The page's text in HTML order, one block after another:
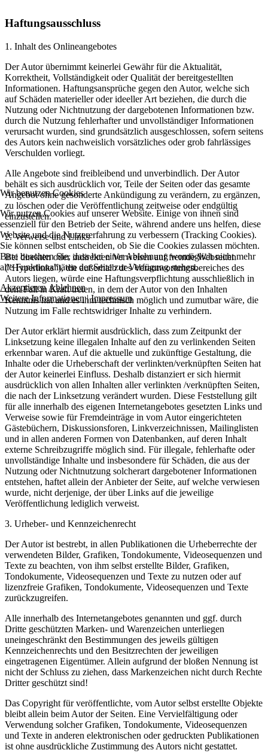
Haftungsausschluss
1. Inhalt des Onlineangebotes
Der Autor übernimmt keinerlei Gewähr für die Aktualität,
Korrektheit, Vollständigkeit oder Qualität der bereitgestellten
Informationen. Haftungsansprüche gegen den Autor, welche sich
auf Schäden materieller oder ideeller Art beziehen, die durch die
Nutzung oder Nichtnutzung der dargebotenen Informationen bzw.
durch die Nutzung fehlerhafter und unvollständiger Informationen
verursacht wurden, sind grundsätzlich ausgeschlossen, sofern seitens
des Autors kein nachweislich vorsätzliches oder grob fahrlässiges
Verschulden vorliegt.
Alle Angebote sind freibleibend und unverbindlich. Der Autor
behält es sich ausdrücklich vor, Teile der Seiten oder das gesamte
Angebot ohne gesonderte Ankündigung zu verändern, zu ergänzen,
zu löschen oder die Veröffentlichung zeitweise oder endgültig
einzustellen.
2. Verweise und Links
Bei direkten oder indirekten Verweisen auf fremde Webseiten
("Hyperlinks"), die außerhalb des Verantwortungsbereiches des
Autors liegen, würde eine Haftungsverpflichtung ausschließlich in
dem Fall in Kraft treten, in dem der Autor von den Inhalten
Kenntnis hat und es ihm technisch möglich und zumutbar wäre, die
Nutzung im Falle rechtswidriger Inhalte zu verhindern.
Der Autor erklärt hiermit ausdrücklich, dass zum Zeitpunkt der
Linksetzung keine illegalen Inhalte auf den zu verlinkenden Seiten
erkennbar waren. Auf die aktuelle und zukünftige Gestaltung, die
Inhalte oder die Urheberschaft der verlinkten/verknüpften Seiten hat
der Autor keinerlei Einfluss. Deshalb distanziert er sich hiermit
ausdrücklich von allen Inhalten aller verlinkten /verknüpften Seiten,
die nach der Linksetzung verändert wurden. Diese Feststellung gilt
für alle innerhalb des eigenen Internetangebotes gesetzten Links und
Verweise sowie für Fremdeinträge in vom Autor eingerichteten
Gästebüchern, Diskussionsforen, Linkverzeichnissen, Mailinglisten
und in allen anderen Formen von Datenbanken, auf deren Inhalt
externe Schreibzugriffe möglich sind. Für illegale, fehlerhafte oder
unvollständige Inhalte und insbesondere für Schäden, die aus der
Nutzung oder Nichtnutzung solcherart dargebotener Informationen
entstehen, haftet allein der Anbieter der Seite, auf welche verwiesen
wurde, nicht derjenige, der über Links auf die jeweilige
Veröffentlichung lediglich verweist.
3. Urheber- und Kennzeichenrecht
Der Autor ist bestrebt, in allen Publikationen die Urheberrechte der
verwendeten Bilder, Grafiken, Tondokumente, Videosequenzen und
Texte zu beachten, von ihm selbst erstellte Bilder, Grafiken,
Tondokumente, Videosequenzen und Texte zu nutzen oder auf
lizenzfreie Grafiken, Tondokumente, Videosequenzen und Texte
zurückzugreifen.
Alle innerhalb des Internetangebotes genannten und ggf. durch
Dritte geschützten Marken- und Warenzeichen unterliegen
uneingeschränkt den Bestimmungen des jeweils gültigen
Kennzeichenrechts und den Besitzrechten der jeweiligen
eingetragenen Eigentümer. Allein aufgrund der bloßen Nennung ist
nicht der Schluss zu ziehen, dass Markenzeichen nicht durch Rechte
Dritter geschützt sind!
Das Copyright für veröffentlichte, vom Autor selbst erstellte Objekte
bleibt allein beim Autor der Seiten. Eine Vervielfältigung oder
Verwendung solcher Grafiken, Tondokumente, Videosequenzen
und Texte in anderen elektronischen oder gedruckten Publikationen
ist ohne ausdrückliche Zustimmung des Autors nicht gestattet.
Wir benutzen Cookies
Wir nutzen Cookies auf unserer Website. Einige von ihnen sind
essenziell für den Betrieb der Seite, während andere uns helfen, diese
Website und die Nutzererfahrung zu verbessern (Tracking Cookies).
Sie können selbst entscheiden, ob Sie die Cookies zulassen möchten.
Bitte beachten Sie, dass bei einer Ablehnung womöglich nicht mehr
alle Funktionalitäten der Seite zur Verfügung stehen.
Akzeptieren Ablehnen
Weitere Informationen|Impressum